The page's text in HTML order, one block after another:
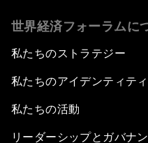
世界経済フォーラムに
私たちのストラテジー
私たちのアイデンティティ
私たちの活動
リーダーシップとガバナ